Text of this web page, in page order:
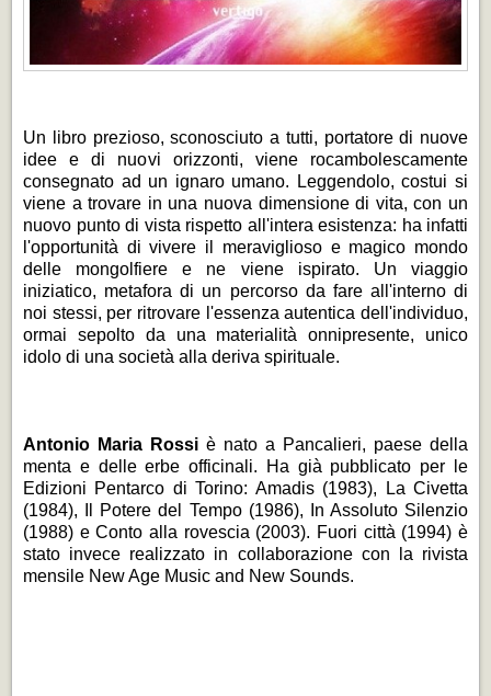
Un libro prezioso, sconosciuto a tutti, portatore di nuove
idee e di nuovi orizzonti, viene rocambolescamente
consegnato ad un ignaro umano. Leggendolo, costui si
viene a trovare in una nuova dimensione di vita, con un
nuovo punto di vista rispetto all'intera esistenza: ha infatti
l'opportunità di vivere il meraviglioso e magico mondo
delle mongolfiere e ne viene ispirato. Un viaggio
iniziatico, metafora di un percorso da fare all'interno di
noi stessi, per ritrovare l'essenza autentica dell'individuo,
ormai sepolto da una materialità onnipresente, unico
idolo di una società alla deriva spirituale.
Antonio Maria Rossi è nato a Pancalieri, paese della
menta e delle erbe officinali. Ha già pubblicato per le
Edizioni Pentarco di Torino: Amadis (1983), La Civetta
(1984), Il Potere del Tempo (1986), In Assoluto Silenzio
(1988) e Conto alla rovescia (2003). Fuori città (1994) è
stato invece realizzato in collaborazione con la rivista
mensile New Age Music and New Sounds.